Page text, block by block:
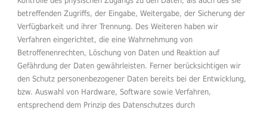
betreffenden Zugriffs, der Eingabe, Weitergabe, der Sicherung der
Verfügbarkeit und ihrer Trennung. Des Weiteren haben wir
Verfahren eingerichtet, die eine Wahrnehmung von
Betroffenenrechten, Löschung von Daten und Reaktion auf
Gefährdung der Daten gewährleisten. Ferner berücksichtigen wir
den Schutz personenbezogener Daten bereits bei der Entwicklung,
bzw. Auswahl von Hardware, Software sowie Verfahren,
entsprechend dem Prinzip des Datenschutzes durch